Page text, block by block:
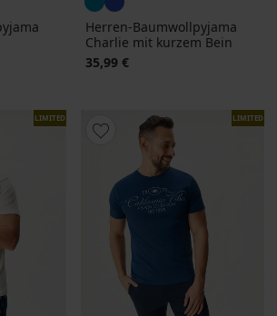
Herren-Baumwollpyjama
Charlie mit kurzem Bein
35,99 €
LIMITED LIMITED